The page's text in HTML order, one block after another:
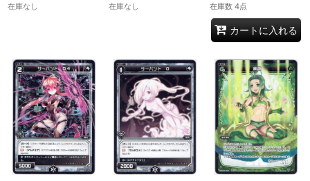
在庫なし 在庫なし 在庫数 4点
カートに入れる